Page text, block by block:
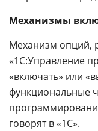
Механизмы
Механизм опций,
«1С:Управление
«включать» или
функциональные
говорят в «1С».